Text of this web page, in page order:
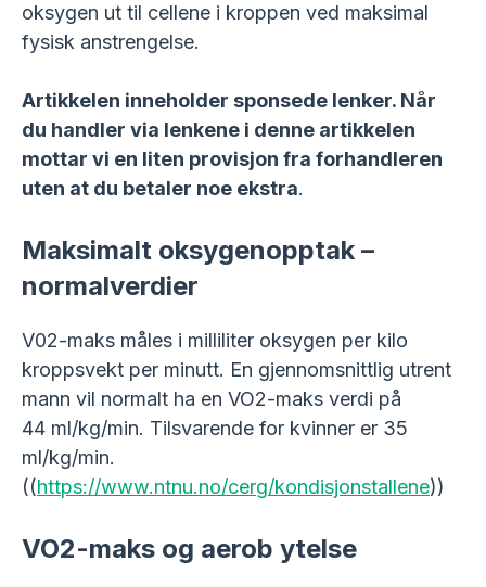
oksygen ut til cellene i kroppen ved maksimal
fysisk anstrengelse.
Artikkelen inneholder sponsede lenker. Når
du handler via lenkene i denne artikkelen
mottar vi en liten provisjon fra forhandleren
uten at du betaler noe ekstra.
Maksimalt oksygenopptak –
normalverdier
V02-maks måles i milliliter oksygen per kilo
kroppsvekt per minutt. En gjennomsnittlig utrent
mann vil normalt ha en VO2-maks verdi på
44 ml/kg/min. Tilsvarende for kvinner er 35
ml/kg/min.
((https://www.ntnu.no/cerg/kondisjonstallene))
VO2-maks og aerob ytelse